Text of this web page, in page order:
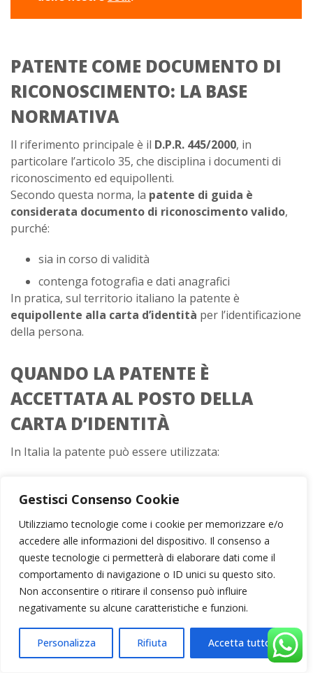
Gestisci Consenso Cookie
Utilizziamo tecnologie come i cookie per memorizzare e/o
accedere alle informazioni del dispositivo. Il consenso a
queste tecnologie ci permetterà di elaborare dati come il
comportamento di navigazione o ID unici su questo sito.
Non acconsentire o ritirare il consenso può influire
negativamente su alcune caratteristiche e funzioni.
Personalizza Rifiuta Accetta tutto
PATENTE COME DOCUMENTO DI
RICONOSCIMENTO: LA BASE
NORMATIVA
Il riferimento principale è il D.P.R. 445/2000, in
particolare l’articolo 35, che disciplina i documenti di
riconoscimento ed equipollenti.
Secondo questa norma, la patente di guida è
considerata documento di riconoscimento valido,
purché:
sia in corso di validità
contenga fotografia e dati anagrafici
In pratica, sul territorio italiano la patente è
equipollente alla carta d’identità per l’identificazione
della persona.
QUANDO LA PATENTE È
ACCETTATA AL POSTO DELLA
CARTA D’IDENTITÀ
In Italia la patente può essere utilizzata:
percontrolli delle forze dell’ordine
peroperazioni che richiedono il
riconoscimento personale, ma non l’espatrio
È quindi perfettamente legittimo presentare la patente
al posto della carta d’identità in moltissime situazioni
quotidiane.